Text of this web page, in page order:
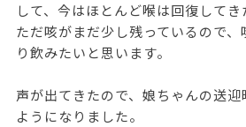
して、今はほとんど喉は回復してき
ただ咳がまだ少し残っているので
り飲みたいと思います。
声が出てきたので、娘ちゃんの送迎
ようになりました。